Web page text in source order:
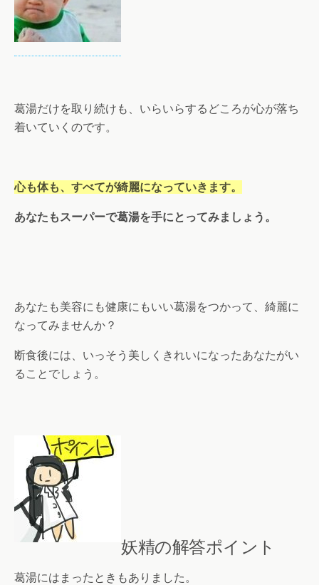
葛湯だけを取り続けも、いらいらするどころが心が落ち
着いていくのです。
心も体も、すべてが綺麗になっていきます。
あなたもスーパーで葛湯を手にとってみましょう。
あなたも美容にも健康にもいい葛湯をつかって、綺麗に
なってみませんか？
断食後には、いっそう美しくきれいになったあなたがい
ることでしょう。
妖精の解答ポイント
葛湯にはまったときもありました。